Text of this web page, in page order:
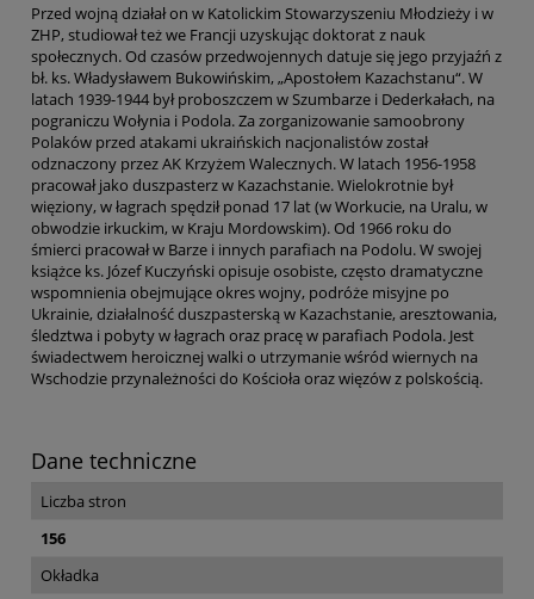
Przed wojną działał on w Katolickim Stowarzyszeniu Młodzieży i w
ZHP, studiował też we Francji uzyskując doktorat z nauk
społecznych. Od czasów przedwojennych datuje się jego przyjaźń z
bł. ks. Władysławem Bukowińskim, „Apostołem Kazachstanu“. W
latach 1939-1944 był proboszczem w Szumbarze i Dederkałach, na
pograniczu Wołynia i Podola. Za zorganizowanie samoobrony
Polaków przed atakami ukraińskich nacjonalistów został
odznaczony przez AK Krzyżem Walecznych. W latach 1956-1958
pracował jako duszpasterz w Kazachstanie. Wielokrotnie był
więziony, w łagrach spędził ponad 17 lat (w Workucie, na Uralu, w
obwodzie irkuckim, w Kraju Mordowskim). Od 1966 roku do
śmierci pracował w Barze i innych parafiach na Podolu. W swojej
książce ks. Józef Kuczyński opisuje osobiste, często dramatyczne
wspomnienia obejmujące okres wojny, podróże misyjne po
Ukrainie, działalność duszpasterską w Kazachstanie, aresztowania,
śledztwa i pobyty w łagrach oraz pracę w parafiach Podola. Jest
świadectwem heroicznej walki o utrzymanie wśród wiernych na
Wschodzie przynależności do Kościoła oraz więzów z polskością.
Dane techniczne
Liczba stron
156
Okładka